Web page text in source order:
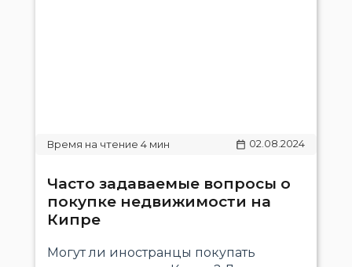
02.08.2024
Часто задаваемые вопросы о
покупке недвижимости на
Кипре
Могут ли иностранцы покупать